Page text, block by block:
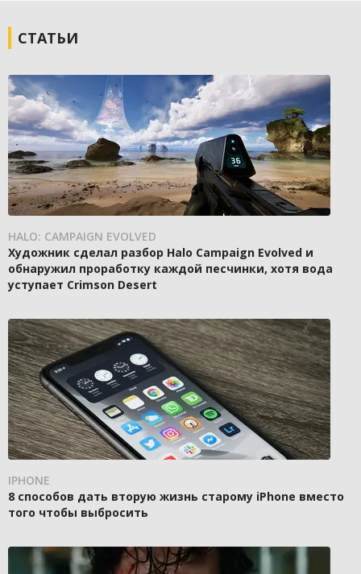
СТАТЬИ
HALO: CAMPAIGN EVOLVED
Художник сделал разбор Halo Campaign Evolved и
обнаружил проработку каждой песчинки, хотя вода
уступает Crimson Desert
IPHONE
8 способов дать вторую жизнь старому iPhone вместо
того чтобы выбросить